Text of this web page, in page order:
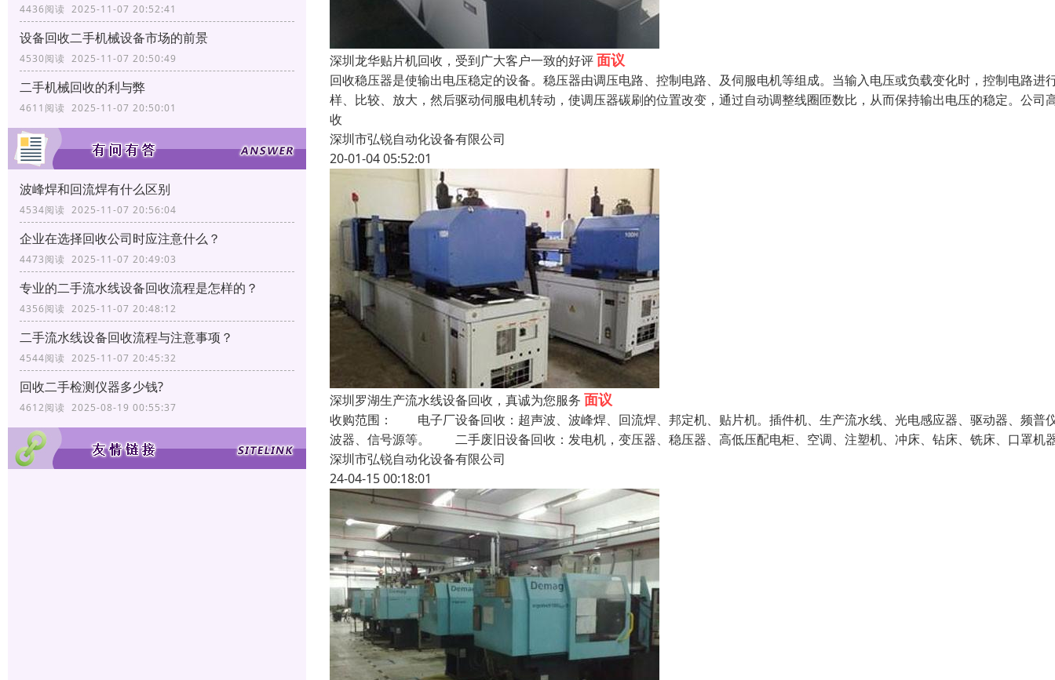
4436阅读 2025-11-07 20:52:41
设备回收二手机械设备市场的前景
4530阅读 2025-11-07 20:50:49
二手机械回收的利与弊
4611阅读 2025-11-07 20:50:01
波峰焊和回流焊有什么区别
4534阅读 2025-11-07 20:56:04
企业在选择回收公司时应注意什么？
4473阅读 2025-11-07 20:49:03
专业的二手流水线设备回收流程是怎样的？
4356阅读 2025-11-07 20:48:12
二手流水线设备回收流程与注意事项？
4544阅读 2025-11-07 20:45:32
回收二手检测仪器多少钱?
4612阅读 2025-08-19 00:55:37
深圳龙华贴片机回收，受到广大客户一致的好评面议
回收稳压器是使输出电压稳定的设备。稳压器由调压电路、控制电路、及伺服电机等组成。当输入电压或负载变化时，控制电路进
样、比较、放大，然后驱动伺服电机转动，使调压器碳刷的位置改变，通过自动调整线圈匝数比，从而保持输出电压的稳定。公司
收
深圳市弘锐自动化设备有限公司
20-01-04 05:52:01
深圳罗湖生产流水线设备回收，真诚为您服务 面议
收购范围： 电子厂设备回收：超声波、波峰焊、回流焊、邦定机、贴片机。插件机、生产流水线、光电感应器、驱动器、频普
波器、信号源等。 二手废旧设备回收：发电机，变压器、稳压器、高低压配电柜、空调、注塑机、冲床、钻床、铣床、口罩机
深圳市弘锐自动化设备有限公司
24-04-15 00:18:01